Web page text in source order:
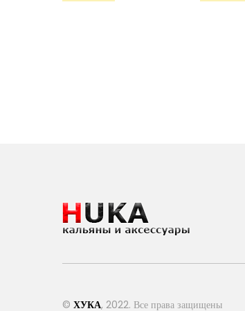
© ХУКА, 2022. Все права защищены